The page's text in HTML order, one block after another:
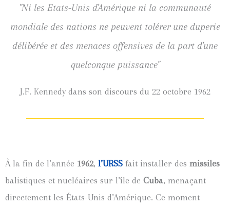
"Ni les Etats-Unis d'Amérique ni la communauté
mondiale des nations ne peuvent tolérer une duperie
délibérée et des menaces offensives de la part d'une
quelconque puissance"
J.F. Kennedy dans son discours du 22 octobre 1962
À la fin de l’année 1962, l’URSS fait installer des missiles
balistiques et nucléaires sur l’île de Cuba, menaçant
directement les États-Unis d’Amérique. Ce moment